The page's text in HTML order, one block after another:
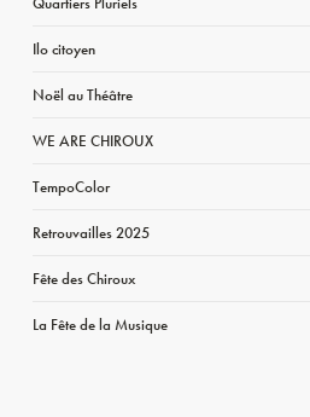
Ilo citoyen
Noël au Théâtre
WE ARE CHIROUX
TempoColor
Retrouvailles 2025
Fête des Chiroux
La Fête de la Musique